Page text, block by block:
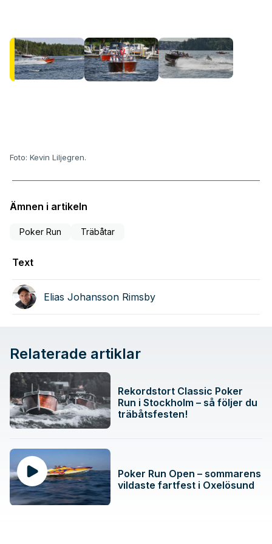
Foto: Kevin Liljegren.
Ämnen i artikeln
Poker Run Träbåtar
Text
Elias Johansson Rimsby
Relaterade artiklar
Rekordstort Classic Poker
Run i Stockholm – så följer du
träbåtsfesten!
Poker Run Open – sommarens
vildaste fartfest i Oxelösund